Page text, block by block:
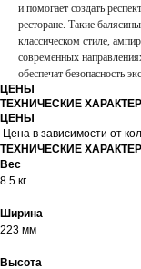
и помогает создать
ресторане. Такие
классическом стиле,
современных
обеспечат безопасность
ЦЕНЫ
ТЕХНИЧЕСКИЕ
ЦЕНЫ
Цена в зависимости от
ТЕХНИЧЕСКИЕ
Вес
8.5 кг
Ширина
223 мм
Высота